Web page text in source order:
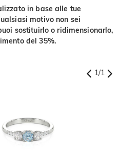
in base alle tue
motivo non sei
sostituirlo o ridimensionarlo,
del 35%.
1/1